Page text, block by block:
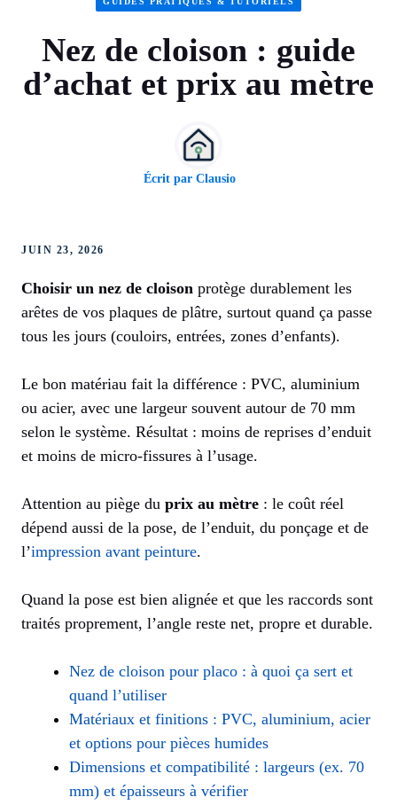
Nez de cloison : guide
d’achat et prix au mètre
Écrit par Clausio
JUIN 23, 2026
Choisir un nez de cloison protège durablement les
arêtes de vos plaques de plâtre, surtout quand ça passe
tous les jours (couloirs, entrées, zones d’enfants).
Le bon matériau fait la différence : PVC, aluminium
ou acier, avec une largeur souvent autour de 70 mm
selon le système. Résultat : moins de reprises d’enduit
et moins de micro-fissures à l’usage.
Attention au piège du prix au mètre : le coût réel
dépend aussi de la pose, de l’enduit, du ponçage et de
l’impression avant peinture.
Quand la pose est bien alignée et que les raccords sont
traités proprement, l’angle reste net, propre et durable.
Nez de cloison pour placo : à quoi ça sert et
quand l’utiliser
Matériaux et finitions : PVC, aluminium, acier
et options pour pièces humides
Dimensions et compatibilité : largeurs (ex. 70
mm) et épaisseurs à vérifier